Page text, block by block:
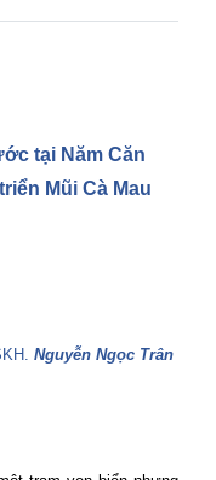
tại Năm Căn
Mũi Cà Mau
Nguyễn Ngọc Trân